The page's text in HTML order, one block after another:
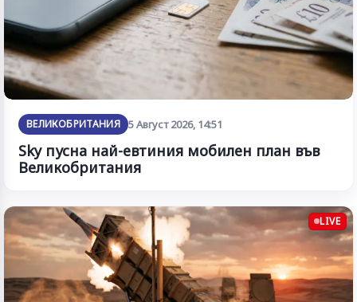
ВЕЛИКОБРИТАНИЯ 5 Август 2026, 14:51
Sky пусна най-евтиния мобилен план във
Великобритания
LIVE